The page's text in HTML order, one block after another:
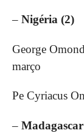
– Nigéria (2)
George
março
Pe Cyriacus
–